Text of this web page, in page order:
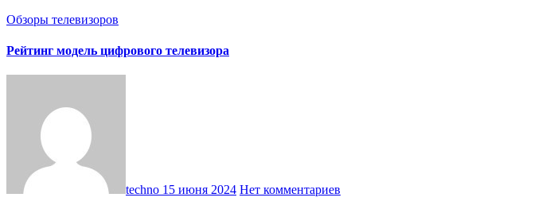
Обзоры телевизоров
Рейтинг модель цифрового телевизора
techno 15 июня 2024 Нет комментариев